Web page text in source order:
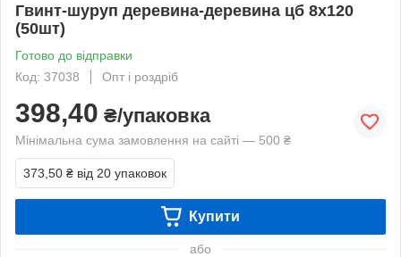
Гвинт-шуруп деревина-деревина цб 8х120
(50шт)
Готово до відправки
Код: 37038
Опт і роздріб
398,40 ₴/упаковка
Мінімальна сума замовлення на сайті — 500 ₴
373,50 ₴ від 20 упаковок
Купити
або